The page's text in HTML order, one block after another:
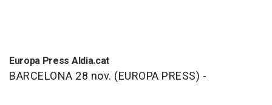
Europa Press Aldia.cat
BARCELONA 28 nov. (EUROPA PRESS) -